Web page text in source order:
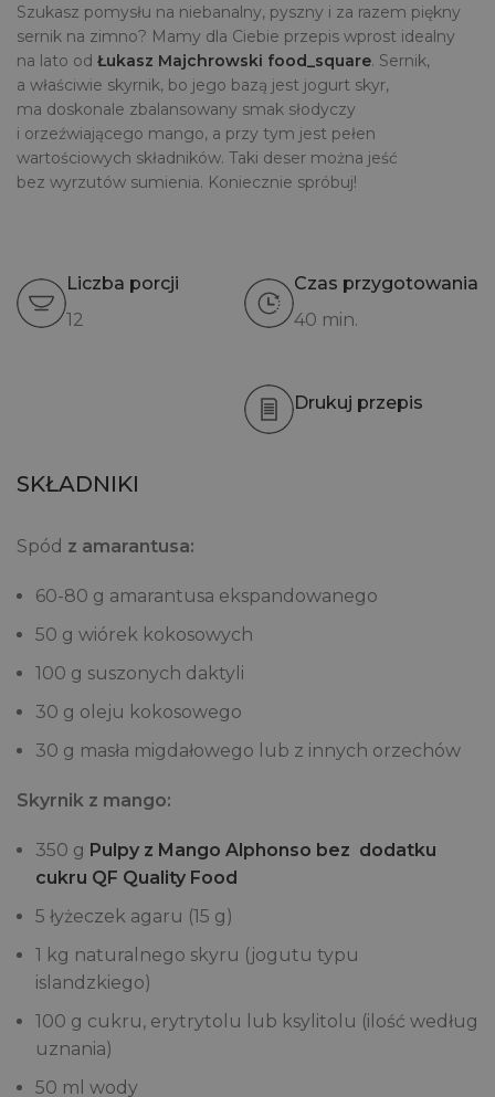
Szukasz pomysłu na niebanalny, pyszny i za razem piękny
sernik na zimno? Mamy dla Ciebie przepis wprost idealny
na lato od Łukasz Majchrowski food_square. Sernik,
a właściwie skyrnik, bo jego bazą jest jogurt skyr,
ma doskonale zbalansowany smak słodyczy
i orzeźwiającego mango, a przy tym jest pełen
wartościowych składników. Taki deser można jeść
bez wyrzutów sumienia. Koniecznie spróbuj!
Liczba porcji
12
Czas przygotowania
40 min.
Drukuj przepis
SKŁADNIKI
Spód z amarantusa:
60-80 g amarantusa ekspandowanego
50 g wiórek kokosowych
100 g suszonych daktyli
30 g oleju kokosowego
30 g masła migdałowego lub z innych orzechów
Skyrnik z mango:
350 g Pulpy z Mango Alphonso bez dodatku
cukru QF Quality Food
5 łyżeczek agaru (15 g)
1 kg naturalnego skyru (jogutu typu
islandzkiego)
100 g cukru, erytrytolu lub ksylitolu (ilość według
uznania)
50 ml wody